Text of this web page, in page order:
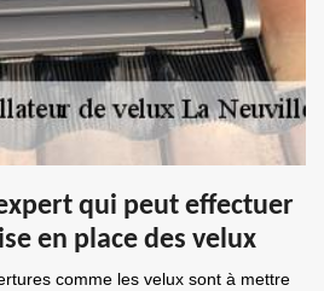
qui peut effectuer
en place des velux
comme les velux sont à mettre